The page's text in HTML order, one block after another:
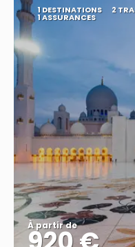
1 DESTINATIONS 2
1 ASSURANCES
À partir de